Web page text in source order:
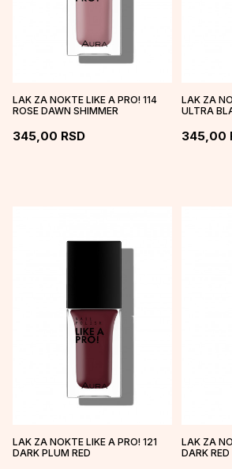
LAK ZA NOKTE LIKE A PRO! 114
ROSE DAWN SHIMMER
345,00 RSD
LAK ZA
ULTRA
345,00
LAK ZA NOKTE LIKE A PRO! 121
DARK PLUM RED
LAK ZA
DARK RED